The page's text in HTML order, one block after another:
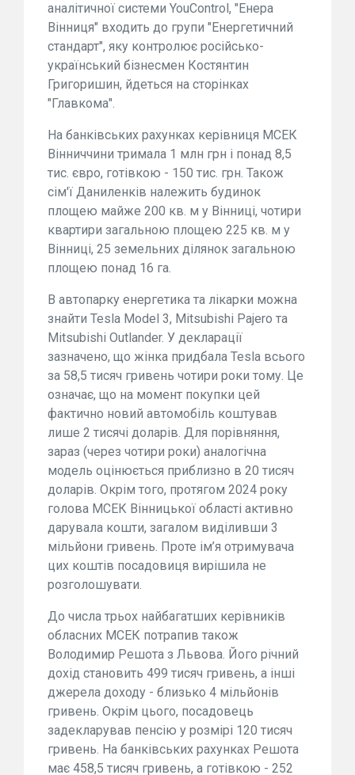
аналітичної системи YouControl, "Енера
Вінниця" входить до групи "Енергетичний
стандарт", яку контролює російсько-
український бізнесмен Костянтин
Григоришин, йдеться на сторінках
"Главкома".
На банківських рахунках керівниця МСЕК
Вінниччини тримала 1 млн грн і понад 8,5
тис. євро, готівкою - 150 тис. грн. Також
сім'ї Даниленків належить будинок
площею майже 200 кв. м у Вінниці, чотири
квартири загальною площею 225 кв. м у
Вінниці, 25 земельних ділянок загальною
площею понад 16 га.
В автопарку енергетика та лікарки можна
знайти Tesla Model 3, Mitsubishi Pajero та
Mitsubishi Outlander. У декларації
зазначено, що жінка придбала Tesla всього
за 58,5 тисяч гривень чотири роки тому. Це
означає, що на момент покупки цей
фактично новий автомобіль коштував
лише 2 тисячі доларів. Для порівняння,
зараз (через чотири роки) аналогічна
модель оцінюється приблизно в 20 тисяч
доларів. Окрім того, протягом 2024 року
голова МСЕК Вінницької області активно
дарувала кошти, загалом виділивши 3
мільйони гривень. Проте ім’я отримувача
цих коштів посадовиця вирішила не
розголошувати.
До числа трьох найбагатших керівників
обласних МСЕК потрапив також
Володимир Решота з Львова. Його річний
дохід становить 499 тисяч гривень, а інші
джерела доходу - близько 4 мільйонів
гривень. Окрім цього, посадовець
задекларував пенсію у розмірі 120 тисяч
гривень. На банківських рахунках Решота
має 458,5 тисяч гривень, а готівкою - 252